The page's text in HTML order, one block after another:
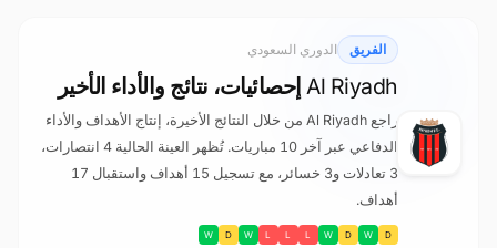
الفريق الدوري السعودي
Al Riyadh إحصائيات، نتائج والأداء الأخير
راجع Al Riyadh من خلال النتائج الأخيرة، إنتاج الأهداف والأداء
الدفاعي عبر آخر 10 مباريات. تُظهر العينة الحالية 4 انتصارات،
3 تعادلات و3 خسائر، مع تسجيل 15 أهداف واستقبال 17
أهداف.
D
W
D
W
L
L
L
W
D
W